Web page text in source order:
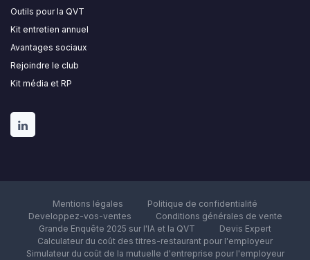
Outils pour la QVT
Kit entretien annuel
Avantages sociaux
Rejoindre le club
Kit média et RP
Mentions légales
Politique de confidentialité
Developpez-vos-ventes
Conditions générales de vente
Grande Enquête 2025 sur l'IA et la QVT
Devis Expert
Calculateur du coût des titres-restaurant pour l'employeur
Simulateur du coût de la mutuelle d'entreprise pour l'employeur